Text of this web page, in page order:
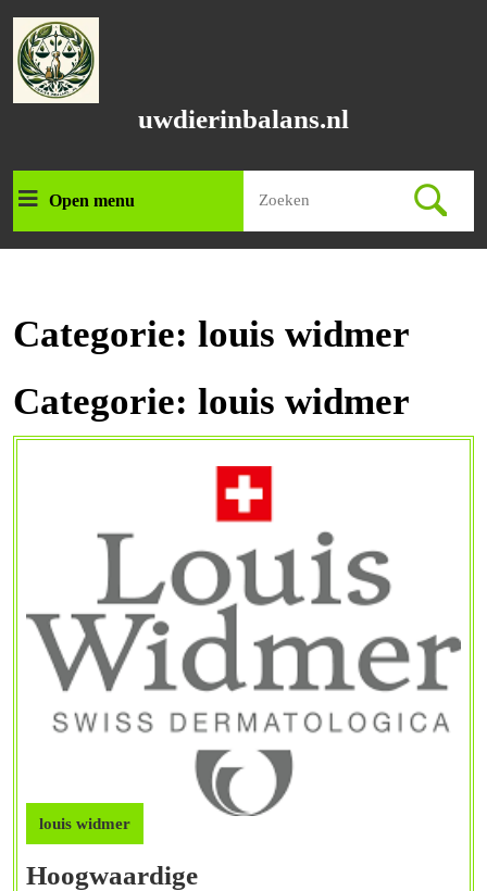
naar
inhoud
uwdierinbalans.nl
Open menuOpen
menu
naar:
Categorie: louis widmer
Categorie: louis widmer
louis widmer
Hoogwaardige